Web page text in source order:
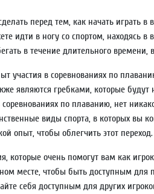
перед тем, как начать играть
идти в ногу со спортом, находясь
в течение длительного
участия в соревнованиях по
являются гребками, которые
по плаванию, нет
виды спорта, в которых вы
опыт, чтобы облегчить этот переход.
которые очень помогут вам как
месте, чтобы быть доступным для
себя доступным для других